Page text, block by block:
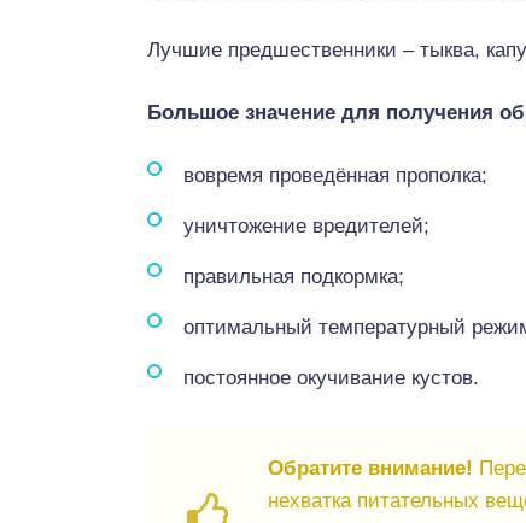
Лучшие предшественники – тыква,
Большое значение для получения
вовремя проведённая прополка;
уничтожение вредителей;
правильная подкормка;
оптимальный температурный
постоянное окучивание кустов.
Обратите внимание!
нехватка питательных